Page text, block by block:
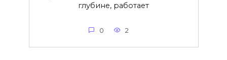
глубине, работает
0 2